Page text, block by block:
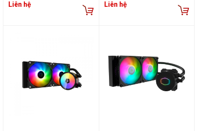
Liên hệ Liên hệ